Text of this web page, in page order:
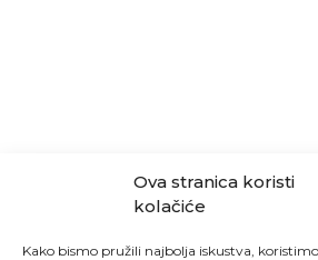
Ova stranica koristi
kolačiće
Kako bismo pružili najbolja iskustva,